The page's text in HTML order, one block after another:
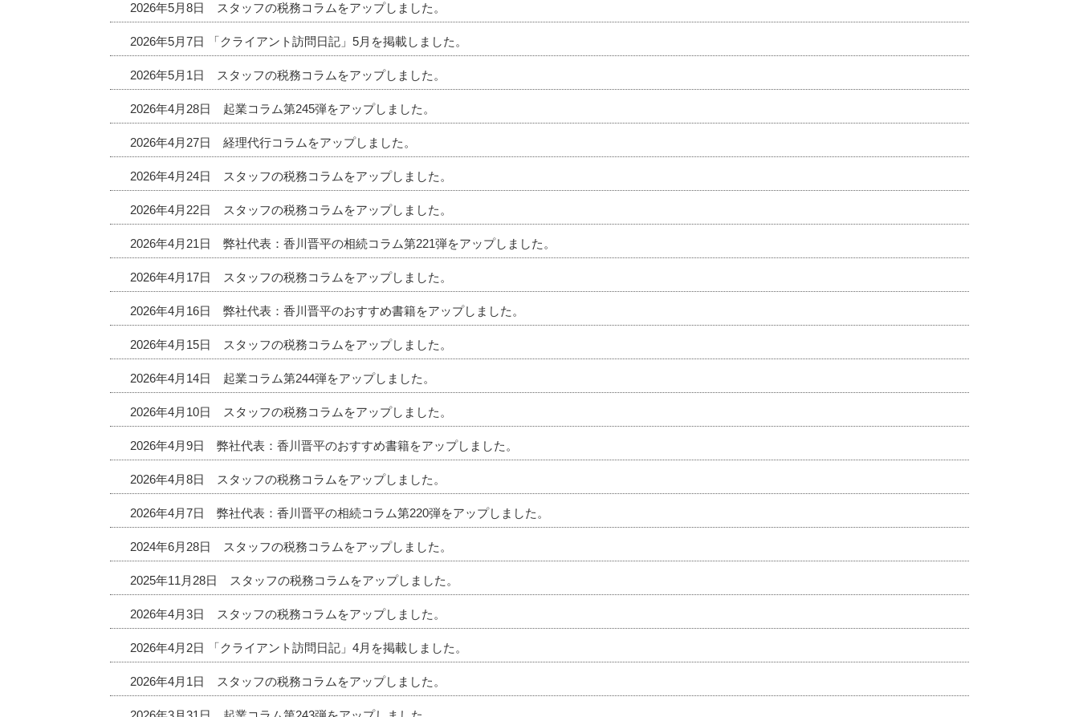
2026年5月8日 スタッフの税務コラムをアップしました。
2026年5月7日 「クライアント訪問日記」5月を掲載しました。
2026年5月1日 スタッフの税務コラムをアップしました。
2026年4月28日 起業コラム第245弾をアップしました。
2026年4月27日 経理代行コラムをアップしました。
2026年4月24日 スタッフの税務コラムをアップしました。
2026年4月22日 スタッフの税務コラムをアップしました。
2026年4月21日 弊社代表：香川晋平の相続コラム第221弾をアップしました。
2026年4月17日 スタッフの税務コラムをアップしました。
2026年4月16日 弊社代表：香川晋平のおすすめ書籍をアップしました。
2026年4月15日 スタッフの税務コラムをアップしました。
2026年4月14日 起業コラム第244弾をアップしました。
2026年4月10日 スタッフの税務コラムをアップしました。
2026年4月9日 弊社代表：香川晋平のおすすめ書籍をアップしました。
2026年4月8日 スタッフの税務コラムをアップしました。
2026年4月7日 弊社代表：香川晋平の相続コラム第220弾をアップしました。
2024年6月28日 スタッフの税務コラムをアップしました。
2025年11月28日 スタッフの税務コラムをアップしました。
2026年4月3日 スタッフの税務コラムをアップしました。
2026年4月2日 「クライアント訪問日記」4月を掲載しました。
2026年4月1日 スタッフの税務コラムをアップしました。